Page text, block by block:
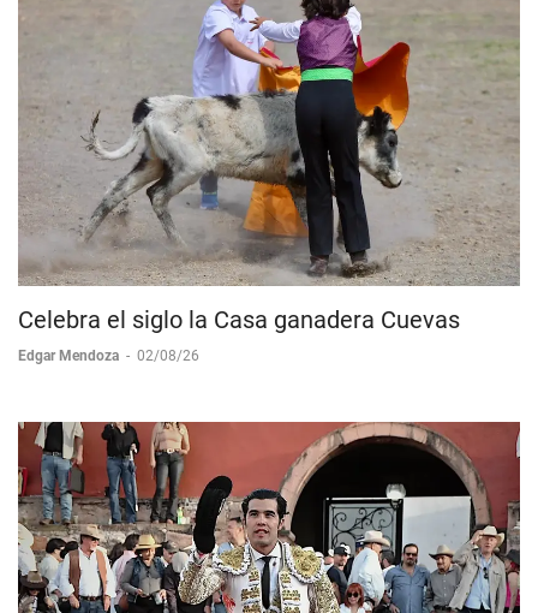
Celebra el siglo la Casa ganadera Cuevas
Edgar Mendoza - 02/08/26